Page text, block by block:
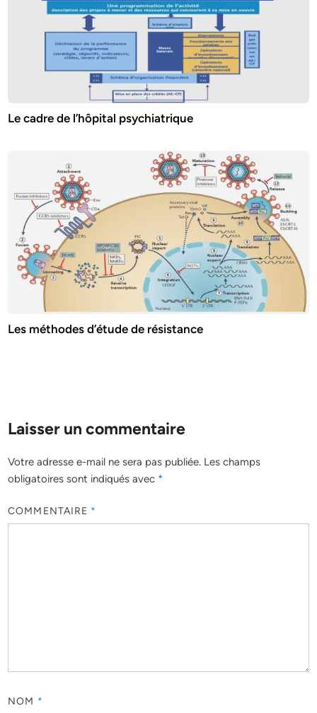
Le cadre de l’hôpital psychiatrique
Les méthodes d’étude de résistance
Laisser un commentaire
Votre adresse e-mail ne sera pas publiée. Les champs
obligatoires sont indiqués avec *
COMMENTAIRE *
NOM *